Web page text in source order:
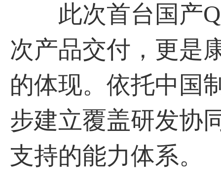
此次首台国产
次产品交付，更是
的体现。依托中国
步建立覆盖研发协
支持的能力体系。